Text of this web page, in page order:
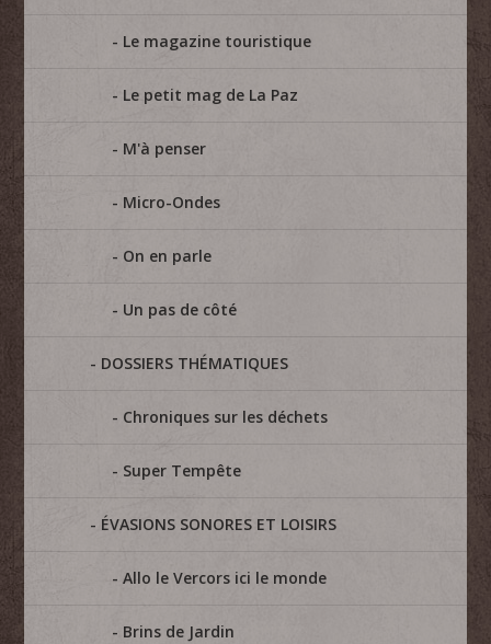
Le magazine touristique
Le petit mag de La Paz
M'à penser
Micro-Ondes
On en parle
Un pas de côté
DOSSIERS THÉMATIQUES
Chroniques sur les déchets
Super Tempête
ÉVASIONS SONORES ET LOISIRS
Allo le Vercors ici le monde
Brins de Jardin